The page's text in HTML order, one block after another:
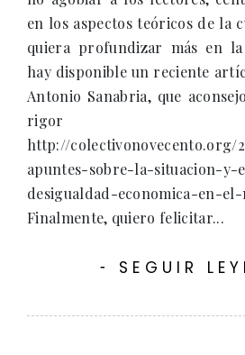
en los aspectos teóricos de la
quiera profundizar más en
hay disponible un reciente
Antonio Sanabria, que
rigor
http://colectivonovecento.org/
apuntes-sobre-la-situacion-y-
desigualdad-economica-en-
Finalmente, quiero felicitar...
- SEGUIR